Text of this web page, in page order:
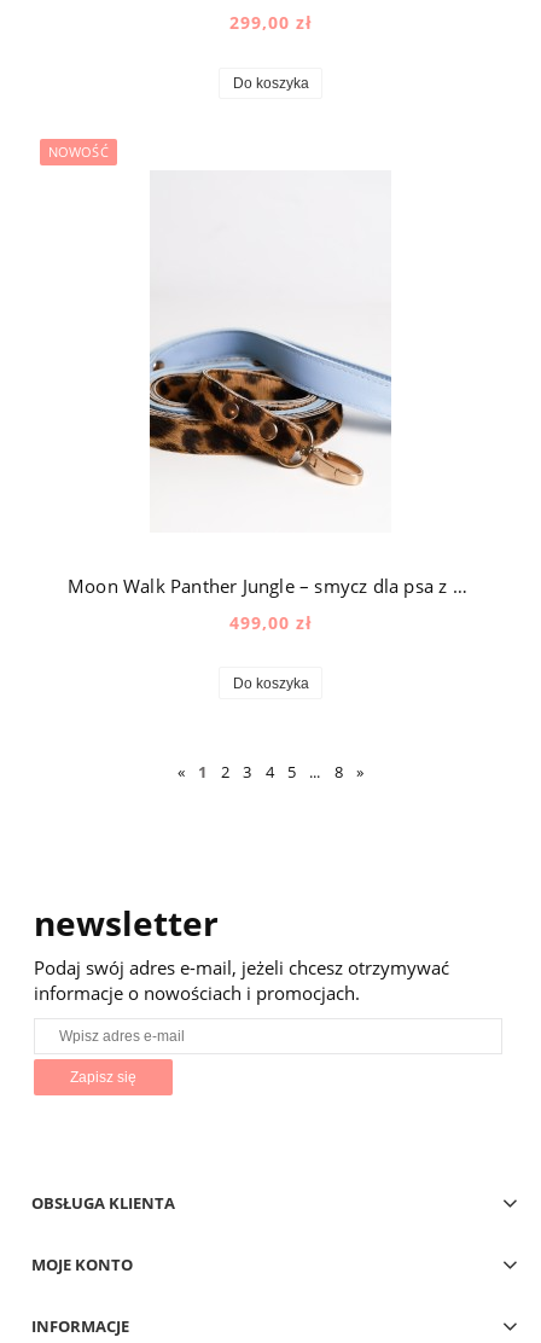
299,00 zł
Do koszyka
Moon Walk Panther Jungle – smycz dla psa z naturalnej skóry z okuciami pozłacanymi 24k złotem
499,00 zł
Do koszyka
NOWOŚĆ
« 1 2 3 4 5 ... 8 »
newsletter
Podaj swój adres e-mail, jeżeli chcesz otrzymywać
informacje o nowościach i promocjach.
Zapisz się
OBSŁUGA KLIENTA
MOJE KONTO
INFORMACJE